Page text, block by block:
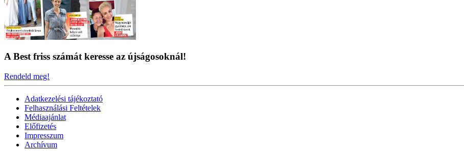
A Best friss számát keresse az újságosoknál!
Rendeld meg!
Adatkezelési tájékoztató
Felhasználási Feltételek
Médiaajánlat
Előfizetés
Impresszum
Archívum